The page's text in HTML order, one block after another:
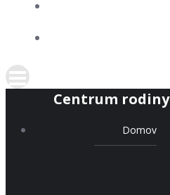
Centrum rodiny
Domov